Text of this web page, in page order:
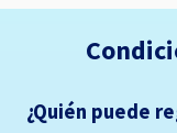
¿Quién puede